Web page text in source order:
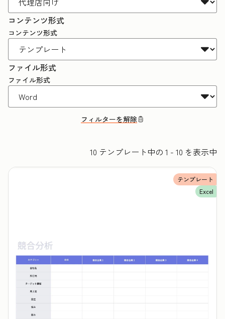
コンテンツ形式
コンテンツ形式
ファイル形式
ファイル形式
フィルターを解除
10 テンプレート中の 1 - 10 を表示中
テンプレート
Excel